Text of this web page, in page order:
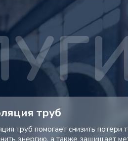
труб
труб помогает снизить потери
энергию, а также защищает